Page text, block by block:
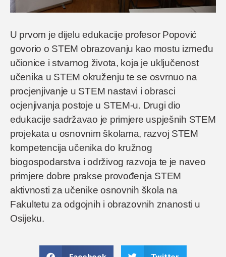
U prvom je dijelu edukacije profesor Popović
govorio o STEM obrazovanju kao mostu između
učionice i stvarnog života, koja je uključenost
učenika u STEM okruženju te se osvrnuo na
procjenjivanje u STEM nastavi i obrasci
ocjenjivanja postoje u STEM-u. Drugi dio
edukacije sadržavao je primjere uspješnih STEM
projekata u osnovnim školama, razvoj STEM
kompetencija učenika do kružnog
biogospodarstva i održivog razvoja te je naveo
primjere dobre prakse provođenja STEM
aktivnosti za učenike osnovnih škola na
Fakultetu za odgojnih i obrazovnih znanosti u
Osijeku.